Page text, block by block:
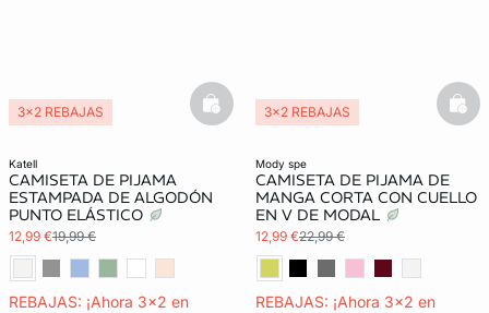
katell
CAMISETA DE PIJAMA
ESTAMPADA DE ALGODÓN
PUNTO ELÁSTICO
12,99 €19,99 €
REBAJAS: ¡Ahora 3x2 en
3x2 REBAJAS basketfull
mody spe
CAMISETA DE PIJAMA DE
MANGA CORTA CON CUELLO
EN V DE MODAL
12,99 €22,99 €
REBAJAS: ¡Ahora 3x2 en
3x2 REBAJAS